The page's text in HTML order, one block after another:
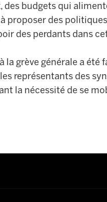
des budgets qui
à proposer des
des perdants dans
la grève générale a été
représentants des
la nécessité de se